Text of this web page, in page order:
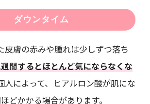
ダウンタイム
皮膚の赤みや腫れは少しずつ落ち
間するとほとんど気にならなくな
人によって、ヒアルロン酸が肌にな
どかかる場合があります。